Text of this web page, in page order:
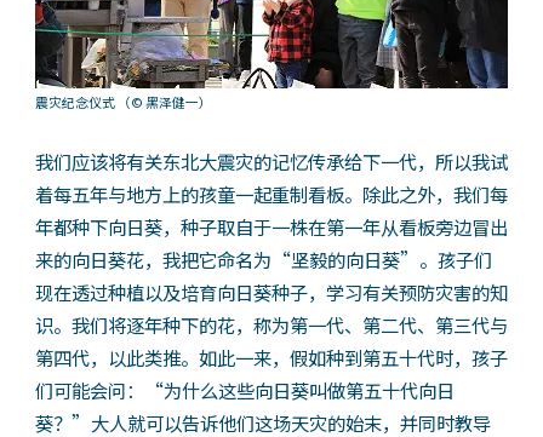
震灾纪念仪式 （© 黑泽健一）
我们应该将有关东北大震灾的记忆传承给下一代，所以我试
着每五年与地方上的孩童一起重制看板。除此之外，我们每
年都种下向日葵，种子取自于一株在第一年从看板旁边冒出
来的向日葵花，我把它命名为“坚毅的向日葵”。孩子们
现在透过种植以及培育向日葵种子，学习有关预防灾害的知
识。我们将逐年种下的花，称为第一代、第二代、第三代与
第四代，以此类推。如此一来，假如种到第五十代时，孩子
们可能会问：“为什么这些向日葵叫做第五十代向日
葵？”大人就可以告诉他们这场天灾的始末，并同时教导